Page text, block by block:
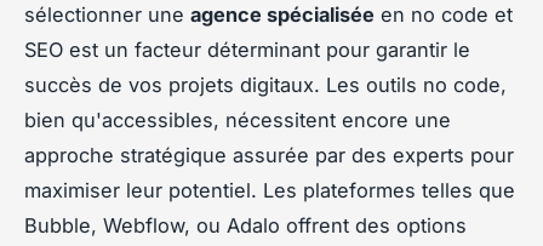
sélectionner une agence spécialisée en no code et
SEO est un facteur déterminant pour garantir le
succès de vos projets digitaux. Les outils no code,
bien qu'accessibles, nécessitent encore une
approche stratégique assurée par des experts pour
maximiser leur potentiel. Les plateformes telles que
Bubble, Webflow, ou Adalo offrent des options